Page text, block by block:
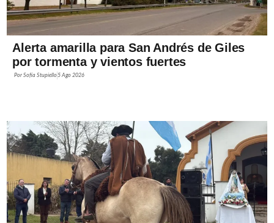
Alerta amarilla para San Andrés de Giles
por tormenta y vientos fuertes
PorSofía Stupiello5 Ago 2026